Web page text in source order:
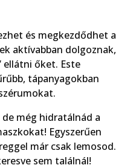
és megkezdődhet a
aktívabban dolgoznak,
ellátni őket. Este
tápanyagokban
még hidratálnád a
Egyszerűen
már csak lemosod.
sem találnál!